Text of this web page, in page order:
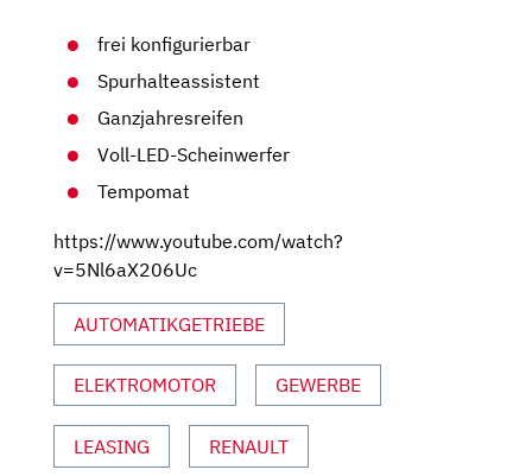
frei konfigurierbar
Spurhalteassistent
Ganzjahresreifen
Voll-LED-Scheinwerfer
Tempomat
https://www.youtube.com/watch?
v=5Nl6aX206Uc
AUTOMATIKGETRIEBE
ELEKTROMOTOR GEWERBE
LEASING RENAULT